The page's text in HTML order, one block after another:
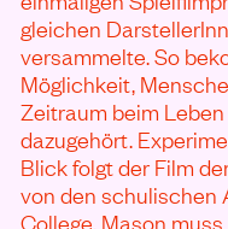
gleichen
versammelte. So
Möglichkeit,
Zeitraum beim
dazugehört.
Blick folgt der Film
von den schulischen
College. Mason